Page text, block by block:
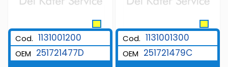
Cod. 1131001200
OEM 251721477D
Cod. 1131001300
OEM 251721479C